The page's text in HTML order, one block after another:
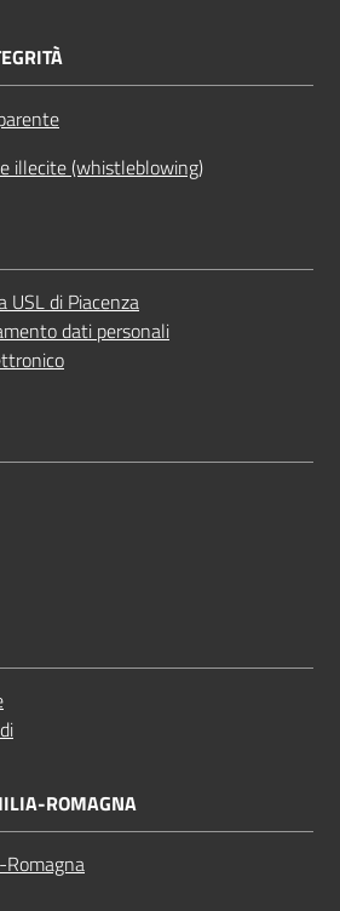
illecite (whistleblowing)
USL di Piacenza
dati personali
ROMAGNA
Romagna